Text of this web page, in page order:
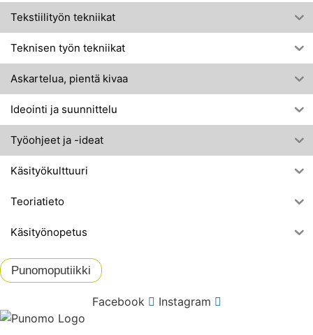
Tekstiilityön tekniikat
Teknisen työn tekniikat
Askartelua, pientä kivaa
Ideointi ja suunnittelu
Työohjeet ja -ideat
Käsityökulttuuri
Teoriatieto
Käsityönopetus
Punomoputiikki
Facebook Instagram